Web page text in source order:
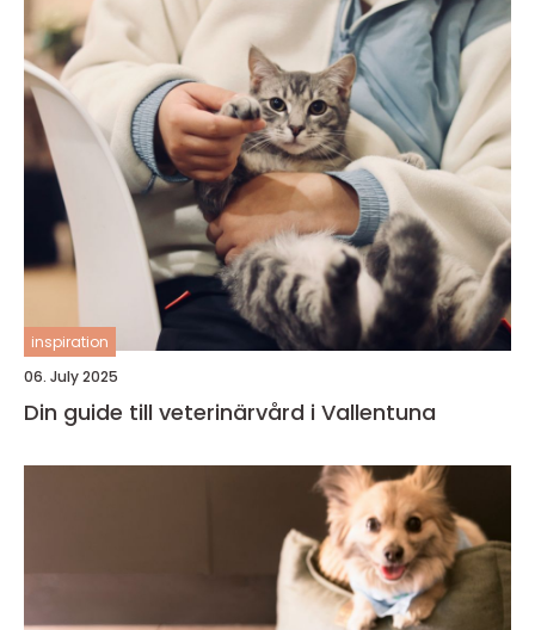
inspiration
06. July 2025
Din guide till veterinärvård i Vallentuna